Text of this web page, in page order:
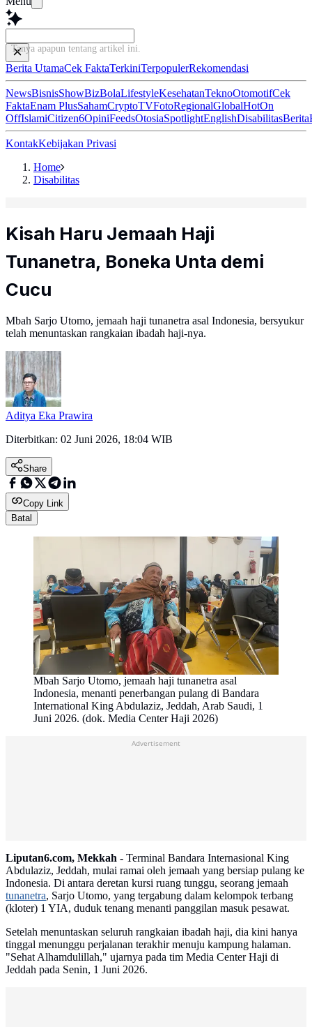
Tanya apapun tentang artikel ini...
Berita UtamaCek FaktaTerkiniTerpopulerRekomendasi
NewsBisnisShowBizBolaLifestyleKesehatanTeknoOtomotifCek
FaktaEnam PlusSahamCryptoTVFotoRegionalGlobalHotOn
OffIslamiCitizen6OpiniFeedsOtosiaSpotlightEnglishDisabilitasBerita
KontakKebijakan Privasi
Home
Disabilitas
Kisah Haru Jemaah Haji
Tunanetra, Boneka Unta demi
Cucu
Mbah Sarjo Utomo, jemaah haji tunanetra asal Indonesia, bersyukur
telah menuntaskan rangkaian ibadah haji-nya.
Aditya Eka Prawira
Diterbitkan: 02 Juni 2026, 18:04 WIB
Share
Copy Link
Batal
Mbah Sarjo Utomo, jemaah haji tunanetra asal
Indonesia, menanti penerbangan pulang di Bandara
International King Abdulaziz, Jeddah, Arab Saudi, 1
Juni 2026. (dok. Media Center Haji 2026)
Advertisement
Liputan6.com, Mekkah - Terminal Bandara Internasional King
Abdulaziz, Jeddah, mulai ramai oleh jemaah yang bersiap pulang ke
Indonesia. Di antara deretan kursi ruang tunggu, seorang jemaah
tunanetra, Sarjo Utomo, yang tergabung dalam kelompok terbang
(kloter) 1 YIA, duduk tenang menanti panggilan masuk pesawat.
Setelah menuntaskan seluruh rangkaian ibadah haji, dia kini hanya
tinggal menunggu perjalanan terakhir menuju kampung halaman.
"Sehat Alhamdulillah," ujarnya pada tim Media Center Haji di
Jeddah pada Senin, 1 Juni 2026.